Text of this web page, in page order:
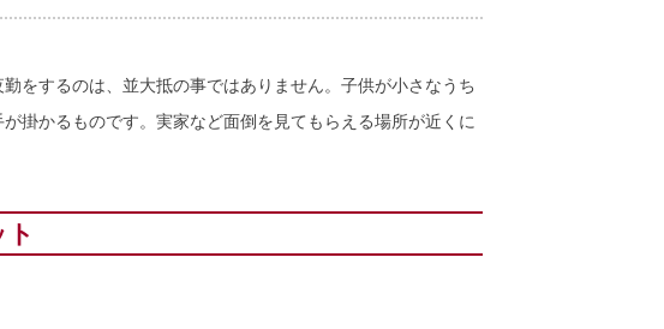
をするのは、並大抵の事ではありません。子供が小さなうち
掛かるものです。実家など面倒を見てもらえる場所が近くに